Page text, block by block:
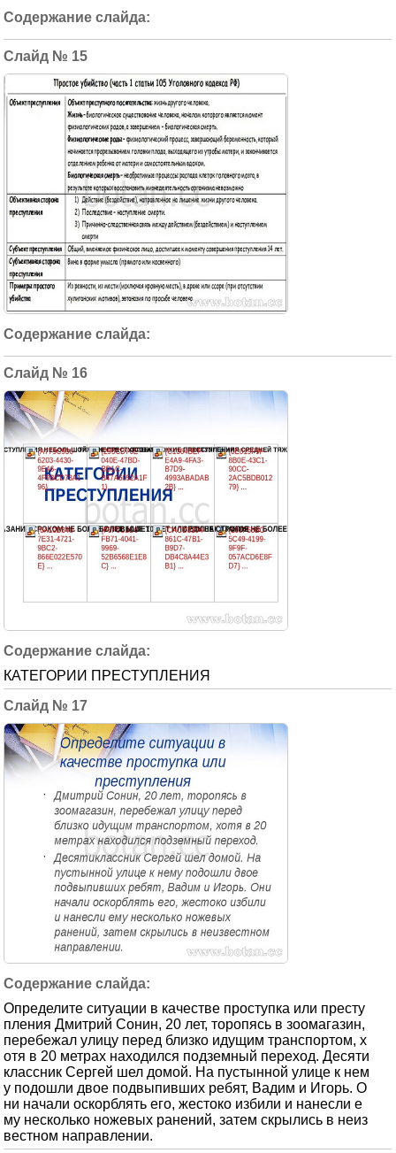
15
16
КАТЕГОРИИ ПРЕСТУПЛЕНИЯ
17
Определите ситуации в качестве проступка или престу
пления Дмитрий Сонин, 20 лет, торопясь в зоомагазин,
перебежал улицу перед близко идущим транспортом, х
отя в 20 метрах находился подземный переход. Десяти
классник Сергей шел домой. На пустынной улице к нем
у подошли двое подвыпивших ребят, Вадим и Игорь. О
ни начали оскорблять его, жестоко избили и нанесли е
му несколько ножевых ранений, затем скрылись в неиз
вестном направлении.